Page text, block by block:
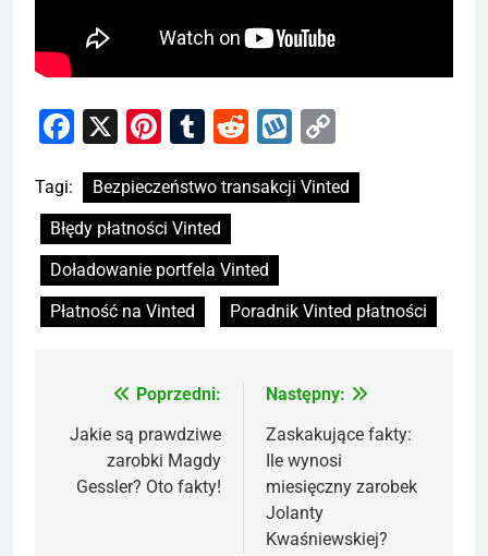
Facebook
X Pinterest
Tumblr
RedditWykop
Link
Tagi:
Bezpieczeństwo transakcji Vinted
Błędy płatności Vinted
Doładowanie portfela Vinted
Płatność na Vinted
Poradnik Vinted płatności
Nawigacja
wpisu
Poprzedni:
Jakie są prawdziwe
zarobki Magdy
Gessler? Oto fakty!
Następny:
Zaskakujące fakty:
Ile wynosi
miesięczny zarobek
Jolanty
Kwaśniewskiej?